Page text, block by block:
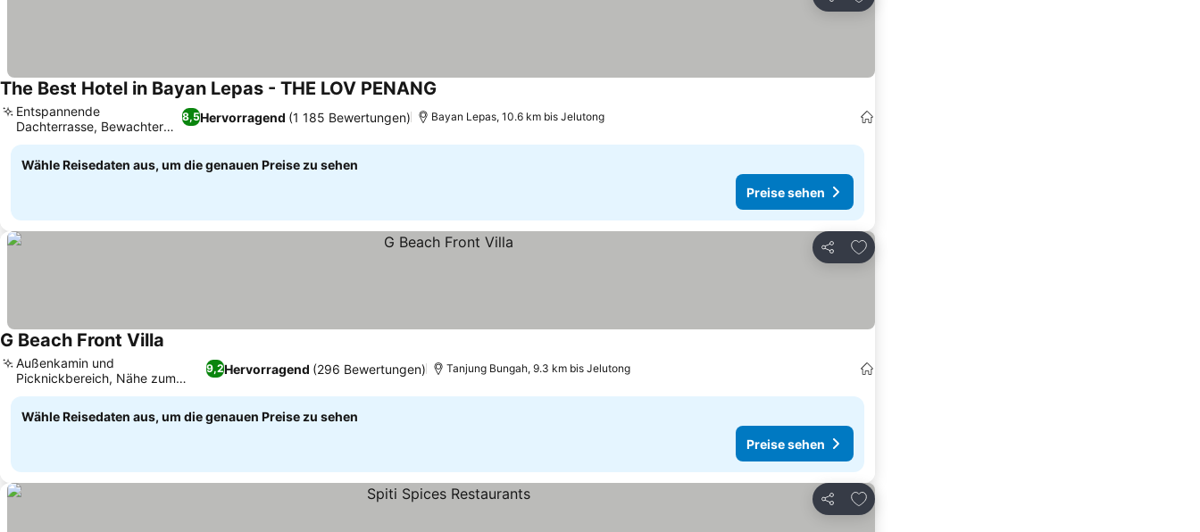
Teilen
The Best Hotel in Bayan Lepas - THE LOV PENANG
8,5Hervorragend (1 185 Bewertungen)
Entspannende
Dachterrasse, Bewachter
Parkplatz vor Ort
Bayan Lepas, 10.6 km bis Jelutong
Wähle Reisedaten aus, um die genauen Preise zu sehen
Preise sehen
Teilen
Zu Favoriten hinzufügen
G Beach Front Villa
9,2Hervorragend (296 Bewertungen)
Außenkamin und
Picknickbereich, Nähe zum
Tanjung Bungah Beach
Tanjung Bungah, 9.3 km bis Jelutong
Wähle Reisedaten aus, um die genauen Preise zu sehen
Preise sehen
Teilen
Zu Favoriten hinzufügen